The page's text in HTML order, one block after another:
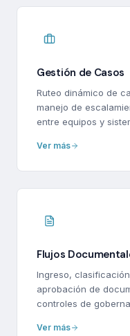
Gestión de Casos
Ruteo dinámico de
manejo de
entre equipos y
Ver más
Flujos
Ingreso,
aprobación de
controles de
Ver más